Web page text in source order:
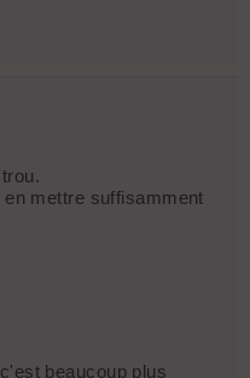
mettre suffisamment
beaucoup plus